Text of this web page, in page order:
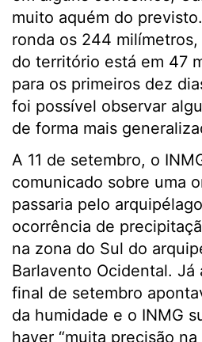
muito aquém do
ronda os 244
do território está em 47
para os primeiros dez
foi possível observar
de forma mais
A 11 de setembro, o
comunicado sobre uma
passaria pelo
ocorrência de
na zona do Sul do
Barlavento Ocidental. Já
final de setembro
da humidade e o INMG
haver “muita precisão